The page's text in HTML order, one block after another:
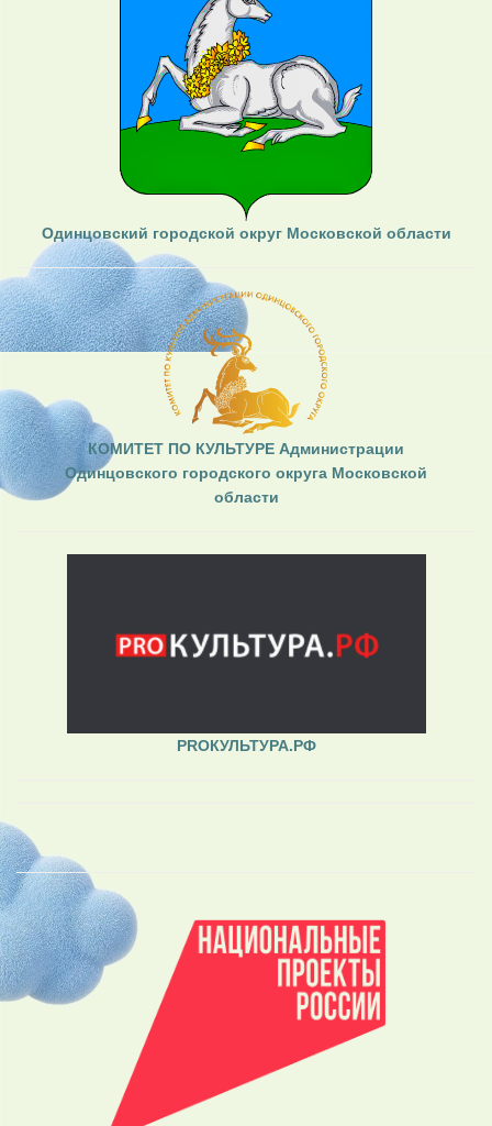
Одинцовский городской округ Московской области
КОМИТЕТ ПО КУЛЬТУРЕ Администрации
Одинцовского городского округа Московской
области
PROКУЛЬТУРА.РФ